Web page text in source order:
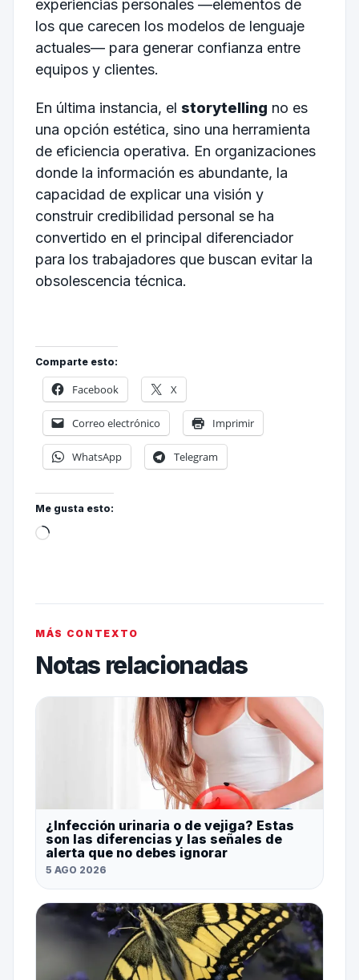
experiencias personales —elementos de
los que carecen los modelos de lenguaje
actuales— para generar confianza entre
equipos y clientes.
En última instancia, el storytelling no es
una opción estética, sino una herramienta
de eficiencia operativa. En organizaciones
donde la información es abundante, la
capacidad de explicar una visión y
construir credibilidad personal se ha
convertido en el principal diferenciador
para los trabajadores que buscan evitar la
obsolescencia técnica.
Comparte esto:
Facebook X
Correo electrónico Imprimir
WhatsApp Telegram
Me gusta esto:
MÁS CONTEXTO
Notas relacionadas
¿Infección urinaria o de vejiga? Estas
son las diferencias y las señales de
alerta que no debes ignorar
5 AGO 2026